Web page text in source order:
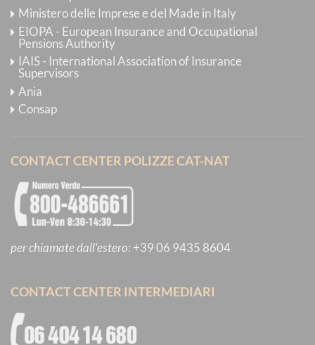
Ministero delle Imprese e del Made in Italy
EIOPA - European Insurance and Occupational
Pensions Authority
IAIS - International Association of Insurance
Supervisors
Ania
Consap
CONTACT CENTER POLIZZE CAT-NAT
per chiamate dall'estero: +39 06 9435 8604
CONTACT CENTER INTERMEDIARI